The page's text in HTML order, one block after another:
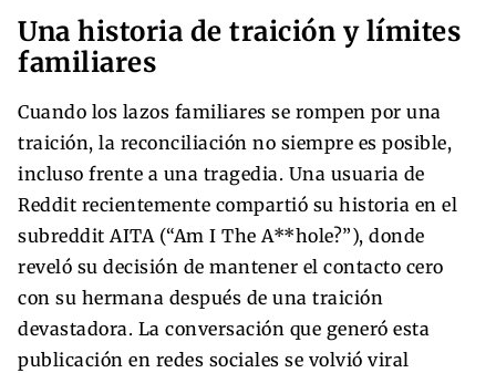
Una historia de traición y límites
familiares
Cuando los lazos familiares se rompen por una
traición, la reconciliación no siempre es posible,
incluso frente a una tragedia. Una usuaria de
Reddit recientemente compartió su historia en el
subreddit AITA (“Am I The A**hole?”), donde
reveló su decisión de mantener el contacto cero
con su hermana después de una traición
devastadora. La conversación que generó esta
publicación en redes sociales se volvió viral